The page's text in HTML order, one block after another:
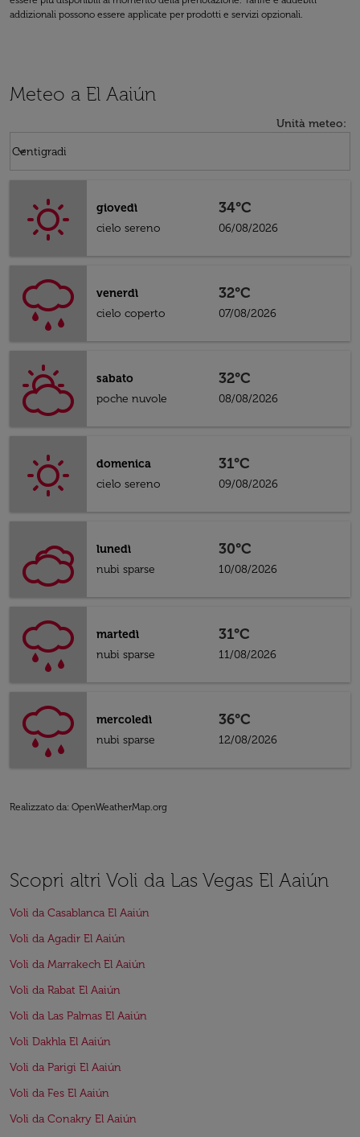
addizionali possono essere applicate per prodotti e servizi opzionali.
Meteo a El Aaiún
Unità meteo:
Centigradi
keyboard_arrow_down
giovedì
cielo sereno
34°C
06/08/2026
venerdì
cielo coperto
32°C
07/08/2026
sabato
poche nuvole
32°C
08/08/2026
domenica
cielo sereno
31°C
09/08/2026
lunedì
nubi sparse
30°C
10/08/2026
martedì
nubi sparse
31°C
11/08/2026
mercoledì
nubi sparse
36°C
12/08/2026
Realizzato da: OpenWeatherMap.org
Scopri altri Voli da Las Vegas El Aaiún
Voli da Casablanca El Aaiún
Voli da Agadir El Aaiún
Voli da Marrakech El Aaiún
Voli da Rabat El Aaiún
Voli da Las Palmas El Aaiún
Voli Dakhla El Aaiún
Voli da Parigi El Aaiún
Voli da Fes El Aaiún
Voli da Conakry El Aaiún